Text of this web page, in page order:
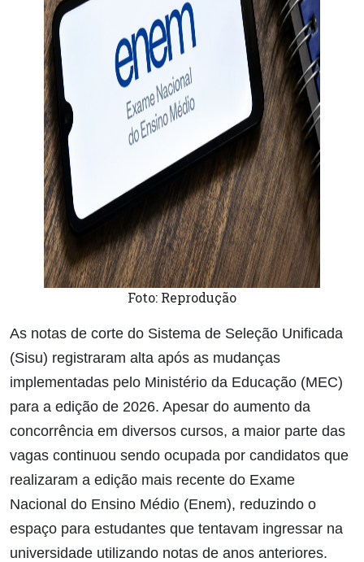
Foto: Reprodução
As notas de corte do Sistema de Seleção Unificada
(Sisu) registraram alta após as mudanças
implementadas pelo Ministério da Educação (MEC)
para a edição de 2026. Apesar do aumento da
concorrência em diversos cursos, a maior parte das
vagas continuou sendo ocupada por candidatos que
realizaram a edição mais recente do Exame
Nacional do Ensino Médio (Enem), reduzindo o
espaço para estudantes que tentavam ingressar na
universidade utilizando notas de anos anteriores.